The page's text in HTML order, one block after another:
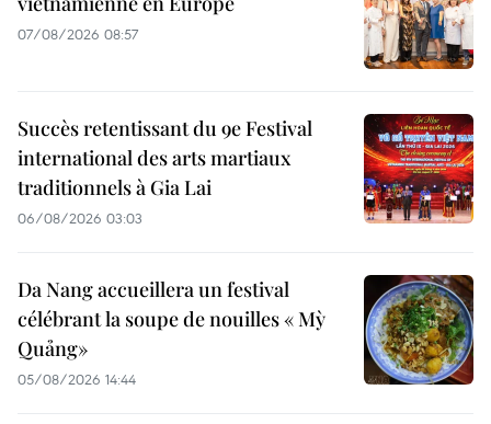
07/08/2026 08:57
Succès retentissant du 9e Festival
international des arts martiaux
traditionnels à Gia Lai
06/08/2026 03:03
Da Nang accueillera un festival
célébrant la soupe de nouilles « Mỳ
Quảng»
05/08/2026 14:44